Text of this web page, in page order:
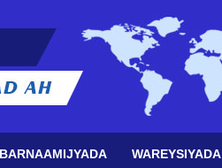
BARNAAMIJYADA WAREYSIYADA